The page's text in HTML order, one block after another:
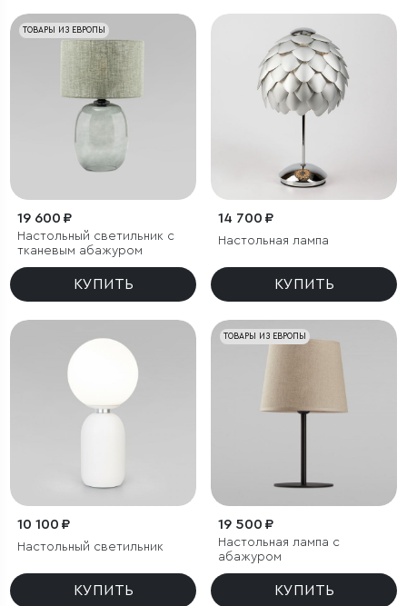
ТОВАРЫ ИЗ ЕВРОПЫ
19 600 ₽
Настольный светильник с
тканевым абажуром
КУПИТЬ
14 700 ₽
Настольная лампа
КУПИТЬ
10 100 ₽
Настольный светильник
КУПИТЬ
ТОВАРЫ ИЗ ЕВРОПЫ
19 500 ₽
Настольная лампа с
абажуром
КУПИТЬ